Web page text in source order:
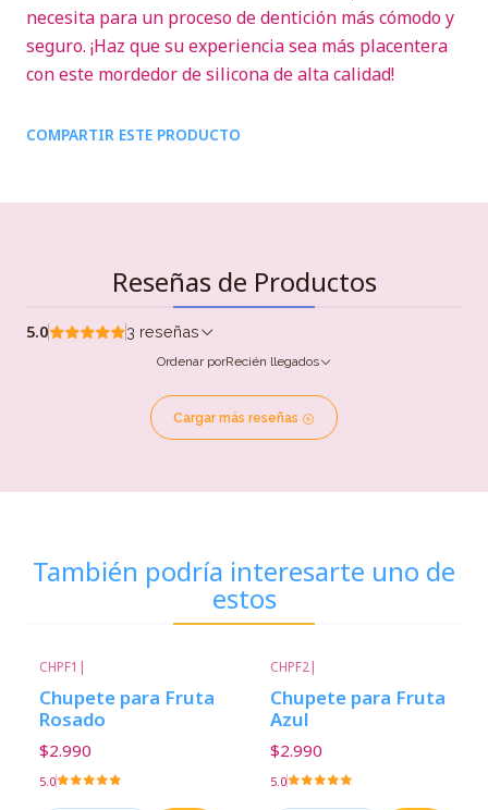
necesita para un proceso de dentición más cómodo y
seguro. ¡Haz que su experiencia sea más placentera
con este mordedor de silicona de alta calidad!
COMPARTIR ESTE PRODUCTO
Reseñas de Productos
5.0 3 reseñas
Ordenar porRecién llegados
Cargar más reseñas
También podría interesarte uno de
estos
CHPF1 |
Chupete para Fruta
Rosado
$2.990
5.0
CHPF2|
Chupete para Fruta
Azul
$2.990
5.0